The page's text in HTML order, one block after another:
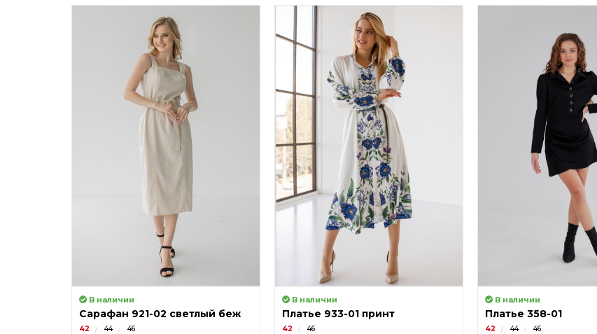
В наличии
Сарафан 921-02 светлый беж
42 44 46
В наличии
Платье 933-01 принт
42 46
В наличии
Платье 358-01
42 44 46